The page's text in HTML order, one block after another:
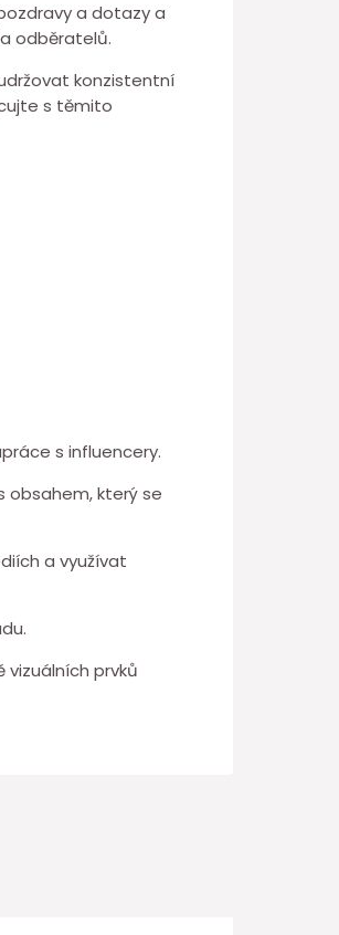
a dotazy a
odběratelů.
konzistentní
s těmito
s influencery.
obsahem, který se
a využívat
prvků